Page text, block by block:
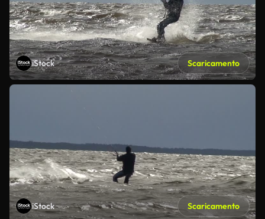
iStock Scaricamento
iStock Scaricamento